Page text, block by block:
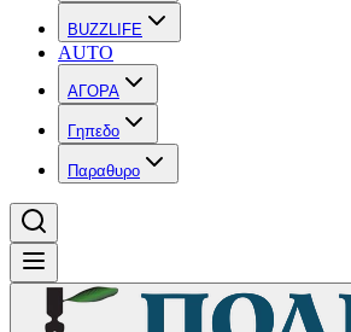
BUZZLIFE
AUTO
ΑΓΟΡΑ
Γηπεδο
Παραθυρο